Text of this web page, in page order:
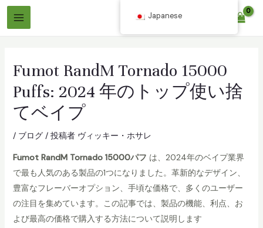
コ
メ
ン
メ
ニ
ュ
ー
Fumot RandM Tornado 15000
Puffs: 2024 年のトップ使い捨
てベイプ
/ ブログ/ 投稿者 ヴィッキー・ホサレ
Fumot RandM Tornado 15000パフ は、2024年のベイプ業界
で最も人気のある製品の1つになりました。革新的なデザイン、
豊富なフレーバーオプション、手頃な価格で、多くのユーザー
の注目を集めています。この記事では、製品の機能、利点、お
よび最高の価格で購入する方法について説明します
Japanese